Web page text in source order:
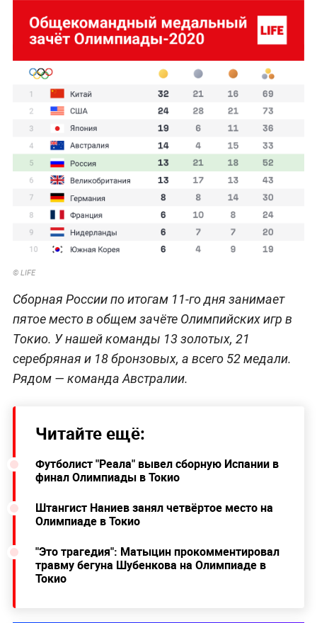
© LIFE
Сборная России по итогам 11-го дня занимает
пятое место в общем зачёте Олимпийских игр в
Токио. У нашей команды 13 золотых, 21
серебряная и 18 бронзовых, а всего 52 медали.
Рядом — команда Австралии.
Читайте ещё:
Футболист "Реала" вывел сборную Испании в
финал Олимпиады в Токио
Штангист Наниев занял четвёртое место на
Олимпиаде в Токио
"Это трагедия": Матыцин прокомментировал
травму бегуна Шубенкова на Олимпиаде в
Токио